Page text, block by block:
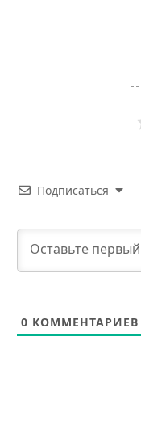
Подписаться
0 КОММЕНТАРИЕВ